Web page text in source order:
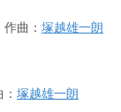
作曲 ： 塚越雄一朗
： 塚越雄一朗